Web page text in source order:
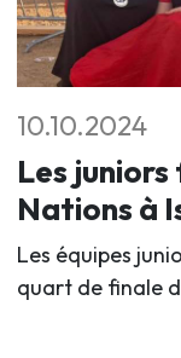
10.10.2024
Les
Nations à
Les équipes
quart de finale